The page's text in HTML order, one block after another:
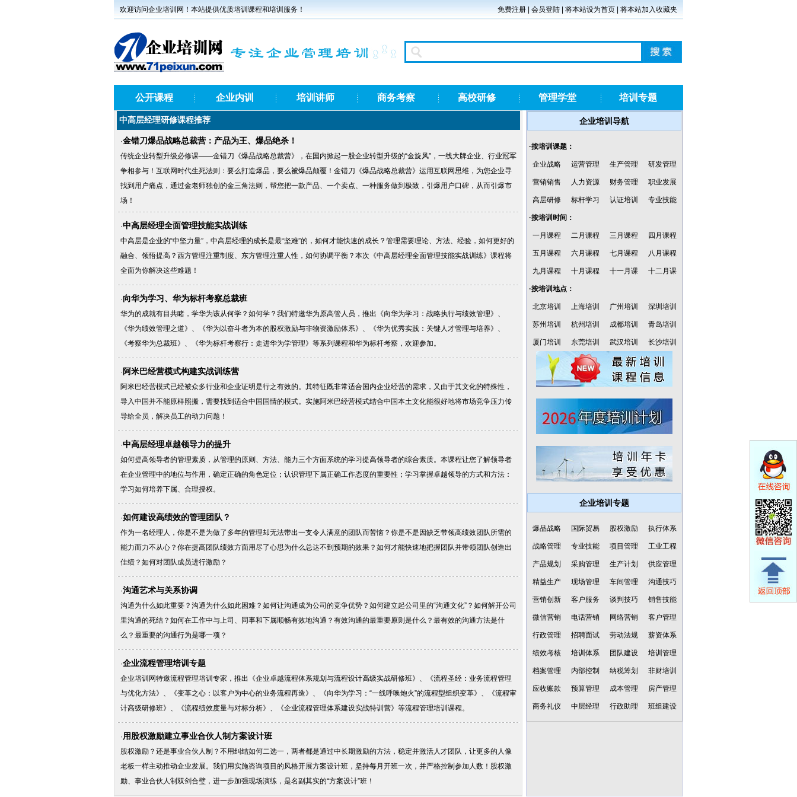
欢迎访问企业培训网！本站提供优质培训课程和培训服务！ 免费注册 会员登陆 将本站设为首页 将本站加入收藏夹
公开课程 企业内训 培训讲师 商务考察 高校研修 管理学堂 培训专题
中高层经理研修课程推荐
·金错刀爆品战略总裁营：产品为王、爆品绝杀！
传统企业转型升级必修课——金错刀《爆品战略总裁营》，在国内掀起一股企业转型升级的“金旋风”，一线大牌企业、行业冠军
争相参与！互联网时代生死法则：要么打造爆品，要么被爆品颠覆！金错刀《爆品战略总裁营》运用互联网思维，为您企业寻
找到用户痛点，通过金老师独创的金三角法则，帮您把一款产品、一个卖点、一种服务做到极致，引爆用户口碑，从而引爆市
场！
·中高层经理全面管理技能实战训练
中高层是企业的“中坚力量”，中高层经理的成长是最“坚难”的，如何才能快速的成长？管理需要理论、方法、经验，如何更好的
融合、领悟提高？西方管理注重制度、东方管理注重人性，如何协调平衡？本次《中高层经理全面管理技能实战训练》课程将
全面为你解决这些难题！
·向华为学习、华为标杆考察总裁班
华为的成就有目共睹，学华为该从何学？如何学？我们特邀华为原高管人员，推出《向华为学习：战略执行与绩效管理》、
《华为绩效管理之道》、《华为以奋斗者为本的股权激励与非物资激励体系》、《华为优秀实践：关键人才管理与培养》、
《考察华为总裁班》、《华为标杆考察行：走进华为学管理》等系列课程和华为标杆考察，欢迎参加。
· 阿米巴经营模式构建实战训练营
阿米巴经营模式已经被众多行业和企业证明是行之有效的。其特征既非常适合国内企业经营的需求，又由于其文化的特殊性，
导入中国并不能原样照搬，需要找到适合中国国情的模式。实施阿米巴经营模式结合中国本土文化能很好地将市场竞争压力传
导给全员，解决员工的动力问题！
·中高层经理卓越领导力的提升
如何提高领导者的管理素质，从管理的原则、方法、能力三个方面系统的学习提高领导者的综合素质。本课程让您了解领导者
在企业管理中的地位与作用，确定正确的角色定位；认识管理下属正确工作态度的重要性；学习掌握卓越领导的方式和方法：
学习如何培养下属、合理授权。
·如何建设高绩效的管理团队？
作为一名经理人，你是不是为做了多年的管理却无法带出一支令人满意的团队而苦恼？你是不是因缺乏带领高绩效团队所需的
能力而力不从心？你在提高团队绩效方面用尽了心思为什么总达不到预期的效果？如何才能快速地把握团队并带领团队创造出
佳绩？如何对团队成员进行激励？
·沟通艺术与关系协调
沟通为什么如此重要？沟通为什么如此困难？如何让沟通成为公司的竞争优势？如何建立起公司里的“沟通文化”？如何解开公司
里沟通的死结？如何在工作中与上司、同事和下属顺畅有效地沟通？有效沟通的最重要原则是什么？最有效的沟通方法是什
么？最重要的沟通行为是哪一项？
·企业流程管理培训专题
企业培训网特邀流程管理培训专家，推出《企业卓越流程体系规划与流程设计高级实战研修班》、《流程圣经：业务流程管理
与优化方法》、《变革之心：以客户为中心的业务流程再造》、《向华为学习：“一线呼唤炮火”的流程型组织变革》、《流程审
计高级研修班》、《流程绩效度量与对标分析》、《企业流程管理体系建设实战特训营》等流程管理培训课程。
·用股权激励建立事业合伙人制方案设计班
股权激励？还是事业合伙人制？不用纠结如何二选一，两者都是通过中长期激励的方法，稳定并激活人才团队，让更多的人像
老板一样主动推动企业发展。我们用实施咨询项目的风格开展方案设计班，坚持每月开班一次，并严格控制参加人数！股权激
励、事业合伙人制双剑合璧，进一步加强现场演练，是名副其实的“方案设计”班！
企业培训导航
·按培训课题：
企业战略 运营管理 生产管理 研发管理
营销销售 人力资源 财务管理 职业发展
高层研修 标杆学习 认证培训 专业技能
·按培训时间：
一月课程 二月课程 三月课程 四月课程
五月课程 六月课程 七月课程 八月课程
九月课程 十月课程 十一月课 十二月课
·按培训地点：
北京培训 上海培训 广州培训 深圳培训
苏州培训 杭州培训 成都培训 青岛培训
厦门培训 东莞培训 武汉培训 长沙培训
企业培训专题
爆品战略 国际贸易 股权激励 执行体系
战略管理 专业技能 项目管理 工业工程
产品规划 采购管理 生产计划 供应管理
精益生产 现场管理 车间管理 沟通技巧
营销创新 客户服务 谈判技巧 销售技能
微信营销 电话营销 网络营销 客户管理
行政管理 招聘面试 劳动法规 薪资体系
绩效考核 培训体系 团队建设 培训管理
档案管理 内部控制 纳税筹划 非财培训
应收账款 预算管理 成本管理 房产管理
商务礼仪 中层经理 行政助理 班组建设